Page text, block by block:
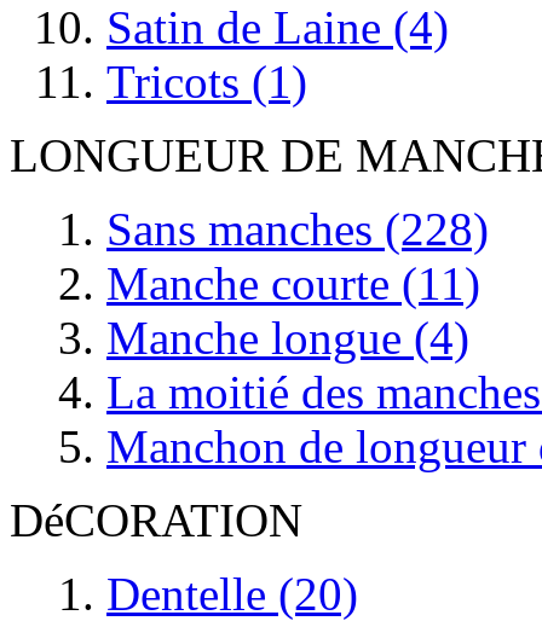
Satin de Laine (4)
Tricots (1)
LONGUEUR DE
Sans manches (228)
Manche courte (11)
Manche longue (4)
La moitié des
Manchon de longueur
DéCORATION
Dentelle (20)